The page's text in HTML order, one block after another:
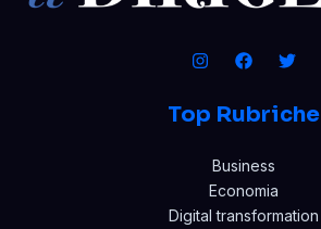
Top Rubriche
Business
Economia
Digital transformation